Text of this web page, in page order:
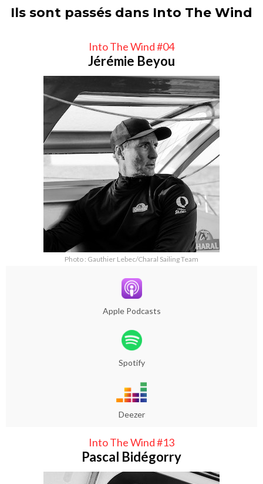
Ils sont passés dans Into The Wind
Into The Wind #04
Jérémie Beyou
Photo : Gauthier Lebec/Charal Sailing Team
Apple Podcasts
Spotify
Deezer
Into The Wind #13
Pascal Bidégorry